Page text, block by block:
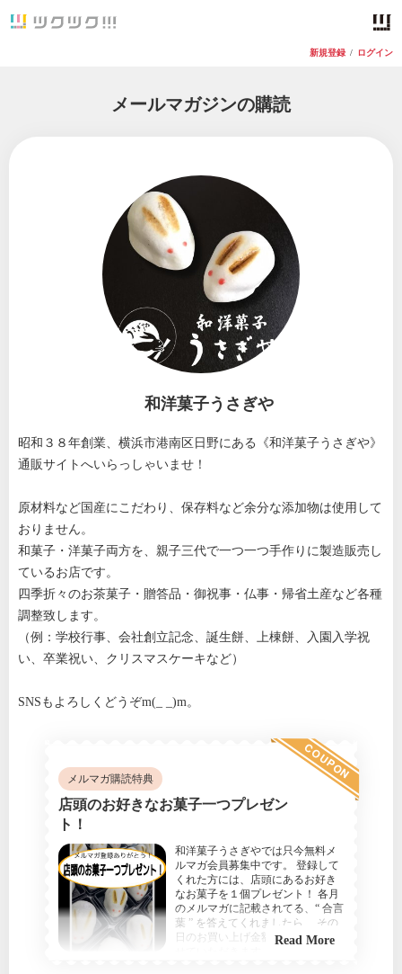
新規登録 / ログイン
メールマガジンの購読
和洋菓子うさぎや
昭和３８年創業、横浜市港南区日野にある《和洋菓子うさぎや》
通販サイトへいらっしゃいませ！
原材料など国産にこだわり、保存料など余分な添加物は使用して
おりません。
和菓子・洋菓子両方を、親子三代で一つ一つ手作りに製造販売し
ているお店です。
四季折々のお茶菓子・贈答品・御祝事・仏事・帰省土産など各種
調整致します。
（例：学校行事、会社創立記念、誕生餅、上棟餅、入園入学祝
い、卒業祝い、クリスマスケーキなど）
SNSもよろしくどうぞm(_ _)m。
店頭のお好きなお菓子一つプレゼン
ト！
メルマガ購読特典
和洋菓子うさぎやでは只今無料メ
ルマガ会員募集中です。 登録して
くれた方には、店頭にあるお好き
なお菓子を１個プレゼント！ 各月
のメルマガに記載されてる、“ 合言
葉 ” を答えてくれましたら、 その
日のお買い上げ金額から5%offをさ
Read More
COUPON